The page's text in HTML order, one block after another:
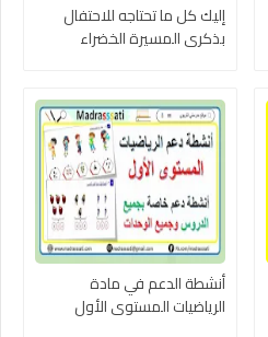
إليك كل ما تحتاجه للاحتفال
بذكرى المسيرة الخضراء
أنشطة الدعم في مادة
الرياضيات المستوى الأول